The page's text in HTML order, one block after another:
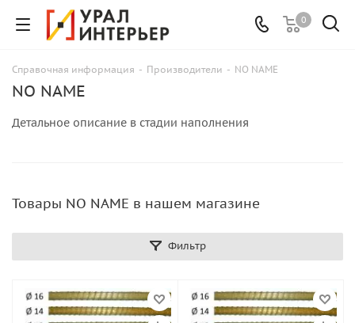
0
Справочная информация - Производители - NO NAME
NO NAME
Детальное описание в стадии наполнения
Товары NO NAME в нашем магазине
Фильтр